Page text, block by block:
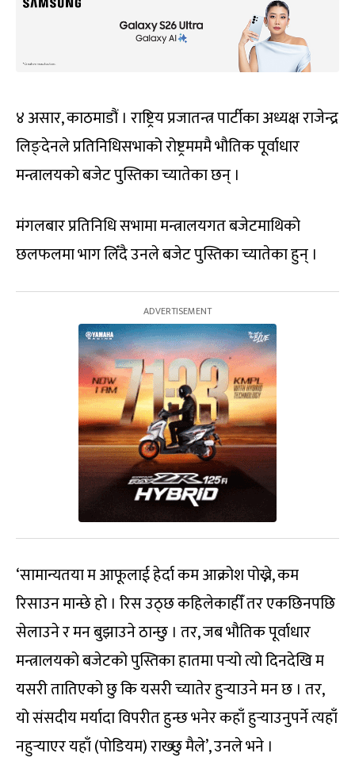
४ असार, काठमाडौं । राष्ट्रिय प्रजातन्त्र पार्टीका अध्यक्ष राजेन्द्र
लिङ्देनले प्रतिनिधिसभाको रोष्ट्रमममै भौतिक पूर्वाधार
मन्त्रालयको बजेट पुस्तिका च्यातेका छन् ।
मंगलबार प्रतिनिधि सभामा मन्त्रालयगत बजेटमाथिको
छलफलमा भाग लिँदै उनले बजेट पुस्तिका च्यातेका हुन् ।
‘सामान्यतया म आफूलाई हेर्दा कम आक्रोश पोख्ने, कम
रिसाउन मान्छे हो । रिस उठ्छ कहिलेकाहीँ तर एकछिनपछि
सेलाउने र मन बुझाउने ठान्छु । तर, जब भौतिक पूर्वाधार
मन्त्रालयको बजेटको पुस्तिका हातमा पर्‍यो त्यो दिनदेखि म
यसरी तातिएको छु कि यसरी च्यातेर हुर्‍याउने मन छ । तर,
यो संसदीय मर्यादा विपरीत हुन्छ भनेर कहाँ हुर्‍याउनुपर्ने त्यहाँ
नहुर्‍याएर यहाँ (पोडियम) राख्छु मैले’, उनले भने ।